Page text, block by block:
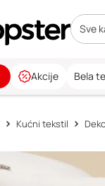
Sve
Akcije Bela
Kućni tekstil